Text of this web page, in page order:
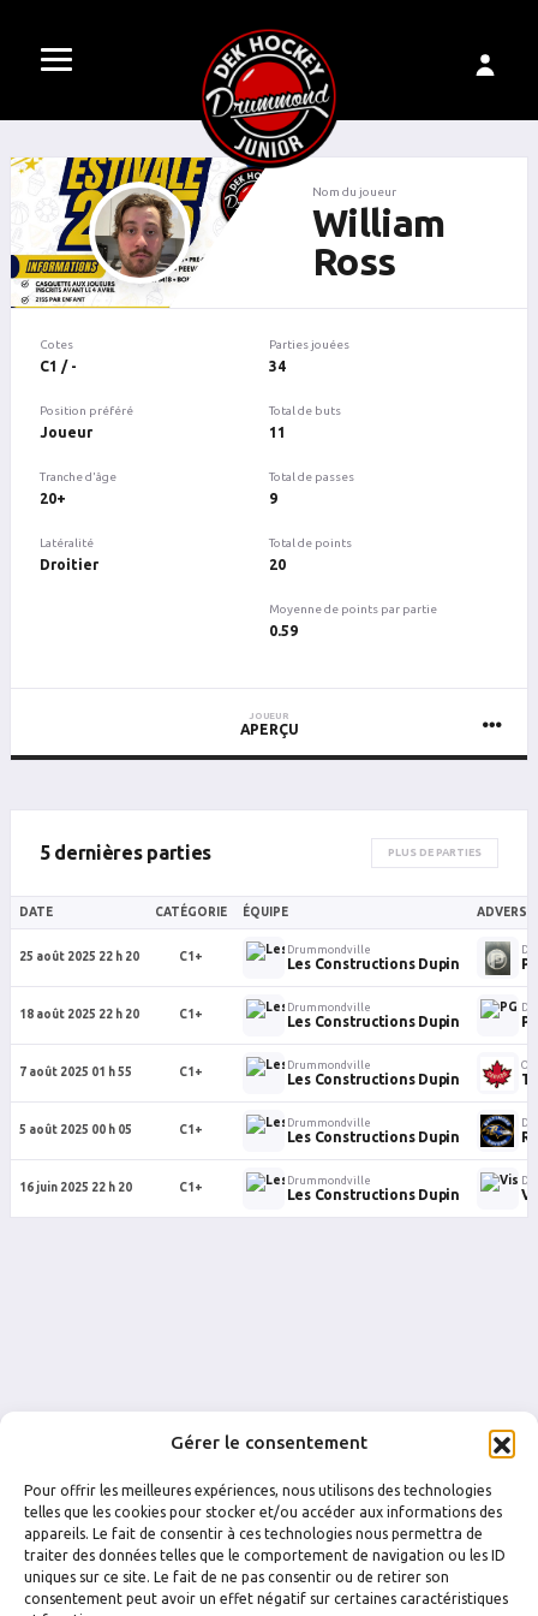
Gérer le consentement
Pour offrir les meilleures expériences, nous utilisons des technologies
telles que les cookies pour stocker et/ou accéder aux informations des
appareils. Le fait de consentir à ces technologies nous permettra de
traiter des données telles que le comportement de navigation ou les ID
uniques sur ce site. Le fait de ne pas consentir ou de retirer son
consentement peut avoir un effet négatif sur certaines caractéristiques
Nom du joueur
William
Ross
Cotes
C1 / -
Position préféré
Joueur
Tranche d'âge
20+
Latéralité
Droitier
Parties jouées
34
Total de buts
11
Total de passes
9
Total de points
20
Moyenne de points par partie
0.59
JOUEUR
APERÇU
5 dernières parties PLUS DE PARTIES
DATE CATÉGORIE ÉQUIPE
25 août 2025 22 h 20 C1+
Drummondville
Les Constructions Dupin
18 août 2025 22 h 20 C1+
Drummondville
Les Constructions Dupin
7 août 2025 01 h 55 C1+
Drummondville
Les Constructions Dupin
5 août 2025 00 h 05 C1+
Drummondville
Les Constructions Dupin
16 juin 2025 22 h 20 C1+
Drummondville
Les Constructions Dupin
FACEBOOK INSTAGRAM